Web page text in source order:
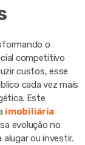
o
competitivo
custos, esse
cada vez mais
Este
imobiliária
evolução no
ou investir.